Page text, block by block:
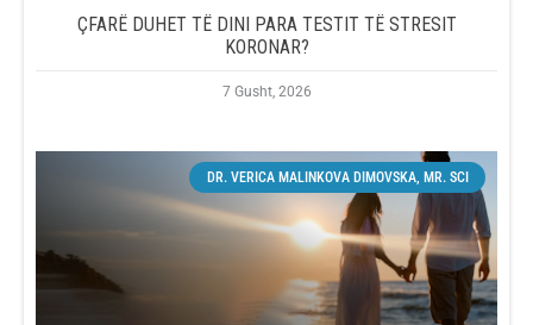
ÇFARË DUHET TË DINI PARA TESTIT TË STRESIT
KORONAR?
7 Gusht, 2026
DR. VERICA MALINKOVA DIMOVSKA, MR. SCI